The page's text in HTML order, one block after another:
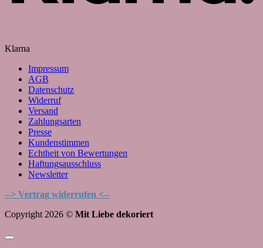
Klarna
Impressum
AGB
Datenschutz
Widerruf
Versand
Zahlungsarten
Presse
Kundenstimmen
Echtheit von Bewertungen
Haftungsausschluss
Newsletter
--> Vertrag widerrufen <--
Copyright 2026 © Mit Liebe dekoriert